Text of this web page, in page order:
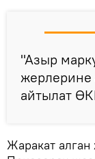
"Азыр
жерлерине
айтылат
Жаракат